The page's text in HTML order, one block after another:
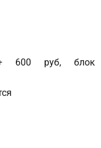
600 руб, блок